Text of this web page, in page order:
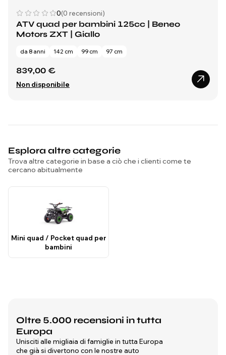
0(0 recensioni)
ATV quad per bambini 125cc | Beneo
Motors ZXT | Giallo
da 8 anni 142 cm 99 cm 97 cm
839,00 €
Non disponibile
Esplora altre categorie
Trova altre categorie in base a ciò che i clienti come te
cercano abitualmente
Mini quad / Pocket quad per
bambini
Oltre 5.000 recensioni in tutta
Europa
Unisciti alle migliaia di famiglie in tutta Europa
che già si divertono con le nostre auto